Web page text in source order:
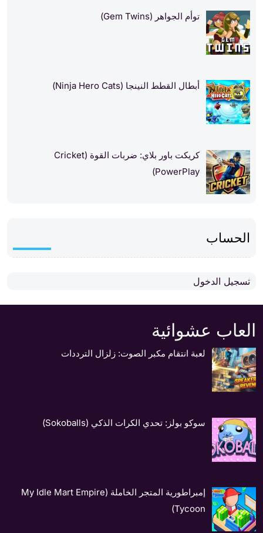
توأم الجواهر (Gem Twins)
أبطال القطط النينجا (Ninja Hero Cats)
كريكت باور بلاي: ضربات القوة (Cricket
PowerPlay)
الحساب
تسجيل الدخول
العاب عشوائية
لعبة انتقام مكبر الصوت: زلزال الترددات
سوكو بولز: تحدي الكرات الذكي (Sokoballs)
إمبراطورية المتجر الخاملة (My Idle Mart Empire
Tycoon)